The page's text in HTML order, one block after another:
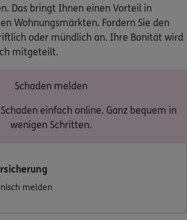
Das bringt Ihnen einen Vorteil in
Wohnungsmärkten. Fordern Sie den
oder mündlich an. Ihre Bonität wird
mitgeteilt.
Schaden melden
einfach online. Ganz bequem in
wenigen Schritten.
melden